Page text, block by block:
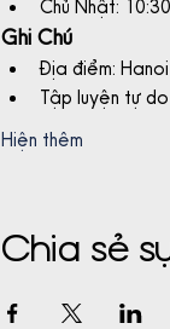
Chủ Nhật:
Ghi Chú
Địa điểm:
Tập luyện tự do
Hiện thêm
Chia sẻ